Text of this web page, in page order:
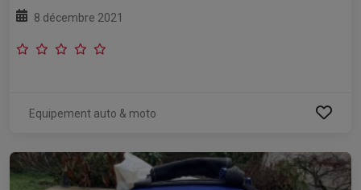
8 décembre 2021
Equipement auto & moto